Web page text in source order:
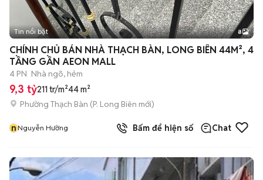
+2
Tin nổi bật 8
CHÍNH CHỦ BÁN NHÀ THẠCH BÀN, LONG BIÊN 44M², 4
TẦNG GẦN AEON MALL
4 PN Nhà ngõ, hẻm
9,3 tỷ211 tr/m²44 m²
Phường Thạch Bàn (P. Long Biên mới)
nNguyễn Hường Bấm để hiện số Chat